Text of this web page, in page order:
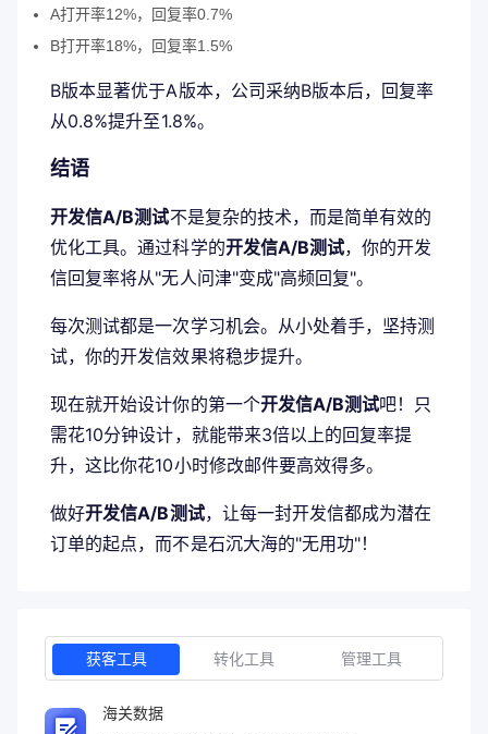
A打开率12%，回复率0.7%
B打开率18%，回复率1.5%
B版本显著优于A版本，公司采纳B版本后，回复率
从0.8%提升至1.8%。
结语
开发信A/B测试不是复杂的技术，而是简单有效的
优化工具。通过科学的开发信A/B测试，你的开发
信回复率将从"无人问津"变成"高频回复"。
每次测试都是一次学习机会。从小处着手，坚持测
试，你的开发信效果将稳步提升。
现在就开始设计你的第一个开发信A/B测试吧！只
需花10分钟设计，就能带来3倍以上的回复率提
升，这比你花10小时修改邮件要高效得多。
做好开发信A/B测试，让每一封开发信都成为潜在
订单的起点，而不是石沉大海的"无用功"！
获客工具 转化工具 管理工具
海关数据